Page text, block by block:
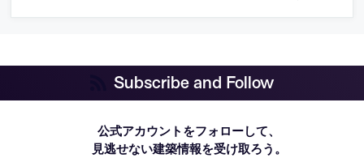
Subscribe and Follow
公式アカウントをフォローして、
見逃せない建築情報を受け取ろう。